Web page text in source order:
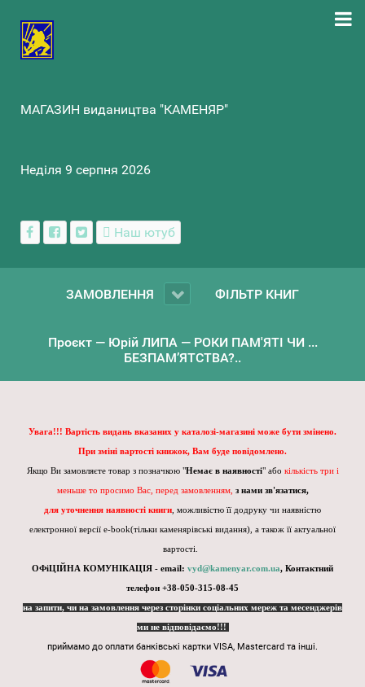
МАГАЗИН видаництва "КАМЕНЯР"
Неділя 9 серпня 2026
Наш ютуб
ЗАМОВЛЕННЯ ФІЛЬТР КНИГ
Проєкт — Юрій ЛИПА — РОКИ ПАМ'ЯТІ ЧИ ...
БЕЗПАМ’ЯТСТВА?..
Увага!!! Вартість видань вказаних у каталозі-магазині може бути змінено.
При зміні вартості книжок, Вам буде повідомлено.
Якщо Ви замовляєте товар з позначкою "Немає в наявності" або кількість три і
меньше то просимо Вас, перед замовленням, з нами зв'язатися,
для уточнення наявності книги , можливістю її додруку чи наявністю
електронної версії e-book(тільки каменярівські видання), а також її актуальної
вартості.
ОФіЦІЙНА КОМУНІКАЦІЯ - email: vyd@kamenyar.com.ua, Контактний
телефон +38-050-315-08-45
на запити, чи на замовлення через сторінки соціальних мереж та месенджерів
ми не відповідаємо!!!
приймамо до оплати банківські картки VISA, Mastercard та інші.